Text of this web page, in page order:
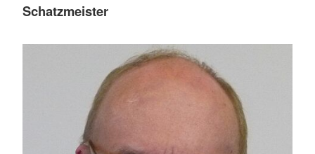
Schatzmeister